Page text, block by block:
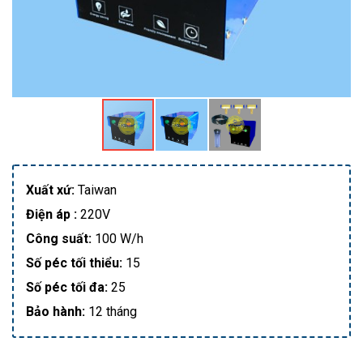
Xuất xứ: Taiwan
Điện áp : 220V
Công suất: 100 W/h
Số péc tối thiểu: 15
Số péc tối đa: 25
Bảo hành: 12 tháng